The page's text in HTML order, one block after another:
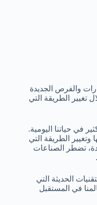
والفرص الجديدة
تغيير الطريقة التي
في حياتنا اليومية.
وتغيير الطريقة التي
تضطر الصناعات
الحديثة التي
في المستقبل